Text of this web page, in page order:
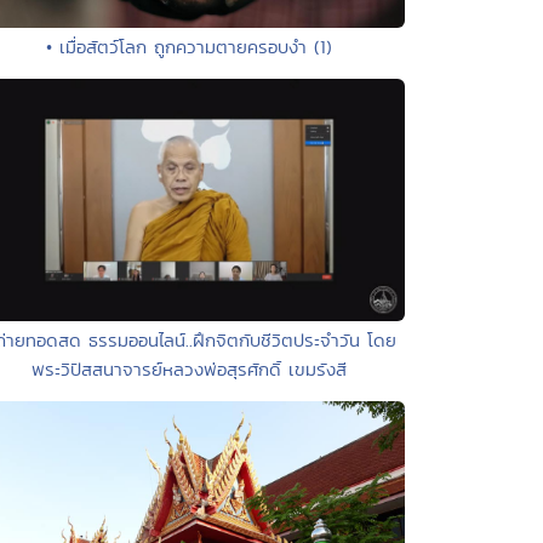
• เมื่อสัตว์โลก ถูกความตายครอบงำ (1)
ายทอดสด ธรรมออนไลน์..ฝึกจิตกับชีวิตประจำวัน โดย
พระวิปัสสนาจารย์หลวงพ่อสุรศักดิ์ เขมรังสี